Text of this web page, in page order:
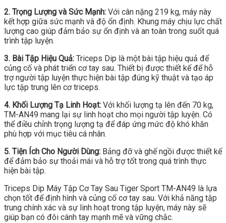
2. Trọng Lượng và Sức Mạnh: Với cân nặng 219 kg, máy này
kết hợp giữa sức mạnh và độ ổn định. Khung máy chịu lực chất
lượng cao giúp đảm bảo sự ổn định và an toàn trong suốt quá
trình tập luyện.
3. Bài Tập Hiệu Quả: Triceps Dip là một bài tập hiệu quả để
củng cố và phát triển cơ tay sau. Thiết bị được thiết kế để hỗ
trợ người tập luyện thực hiện bài tập đúng kỹ thuật và tạo áp
lực tập trung lên cơ triceps.
4. Khối Lượng Tạ Linh Hoạt: Với khối lượng tạ lên đến 70 kg,
TM-AN49 mang lại sự linh hoạt cho mọi người tập luyện. Có
thể điều chỉnh trọng lượng tạ để đáp ứng mức độ khó khăn
phù hợp với mục tiêu cá nhân.
5. Tiện Ích Cho Người Dùng: Bảng đỡ và ghế ngồi được thiết kế
để đảm bảo sự thoải mái và hỗ trợ tốt trong quá trình thực
hiện bài tập.
Triceps Dip Máy Tập Cơ Tay Sau Tiger Sport TM-AN49 là lựa
chọn tốt để định hình và củng cố cơ tay sau. Với khả năng tập
trung chính xác và sự linh hoạt trong tập luyện, máy này sẽ
giúp bạn có đôi cánh tay mạnh mẽ và vững chắc.